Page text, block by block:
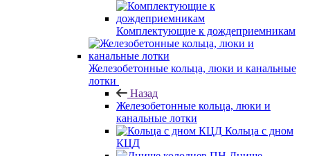
Комплектующие к дождеприемникам
Железобетонные кольца, люки и канальные
лотки
Назад
Железобетонные кольца, люки и
канальные лотки
Кольца с дном
КЦД